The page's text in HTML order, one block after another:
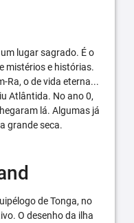
lugar sagrado. É o
mistérios e histórias.
Ra, o de vida eterna...
Atlântida. No ano 0,
lá. Algumas já
grande seca.
de Tonga, no
O desenho da ilha